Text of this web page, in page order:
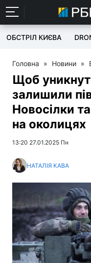
ОБСТРІЛ КИЄВА
Головна » Новини »
Щоб
залишили
Новосілки
на околицях
13:20 27.01.2025 Пн
НАТАЛІЯ КАВА